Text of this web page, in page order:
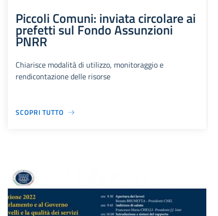
Piccoli Comuni: inviata circolare ai
prefetti sul Fondo Assunzioni
PNRR
Chiarisce modalità di utilizzo, monitoraggio e
rendicontazione delle risorse
SCOPRI TUTTO